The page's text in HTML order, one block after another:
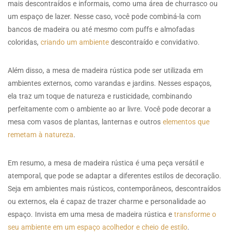
mais descontraídos e informais, como uma área de churrasco ou
um espaço de lazer. Nesse caso, você pode combiná-la com
bancos de madeira ou até mesmo com puffs e almofadas
coloridas, criando um ambiente descontraído e convidativo.
Além disso, a mesa de madeira rústica pode ser utilizada em
ambientes externos, como varandas e jardins. Nesses espaços,
ela traz um toque de natureza e rusticidade, combinando
perfeitamente com o ambiente ao ar livre. Você pode decorar a
mesa com vasos de plantas, lanternas e outros elementos que
remetam à natureza.
Em resumo, a mesa de madeira rústica é uma peça versátil e
atemporal, que pode se adaptar a diferentes estilos de decoração.
Seja em ambientes mais rústicos, contemporâneos, descontraídos
ou externos, ela é capaz de trazer charme e personalidade ao
espaço. Invista em uma mesa de madeira rústica e transforme o
seu ambiente em um espaço acolhedor e cheio de estilo.